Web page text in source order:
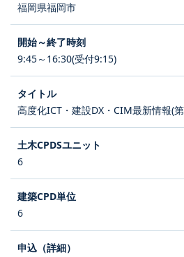
福岡県福岡市
9:45～16:30(受付9:15)
高度化ICT・建設DX・CIM最新情報(
6
6